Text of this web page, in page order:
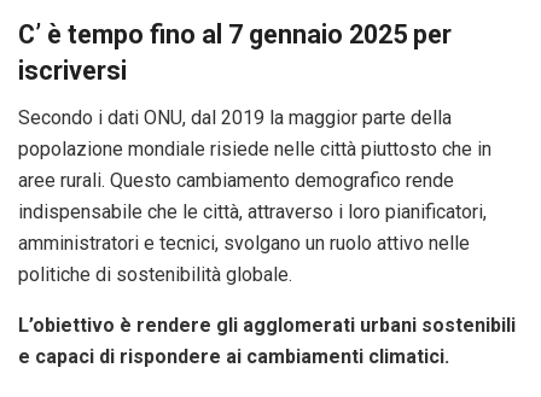
C’ è tempo fino al 7 gennaio 2025 per
iscriversi
Secondo i dati ONU, dal 2019 la maggior parte della
popolazione mondiale risiede nelle città piuttosto che in
aree rurali. Questo cambiamento demografico rende
indispensabile che le città, attraverso i loro pianificatori,
amministratori e tecnici, svolgano un ruolo attivo nelle
politiche di sostenibilità globale.
L’obiettivo è rendere gli agglomerati urbani sostenibili
e capaci di rispondere ai cambiamenti climatici.